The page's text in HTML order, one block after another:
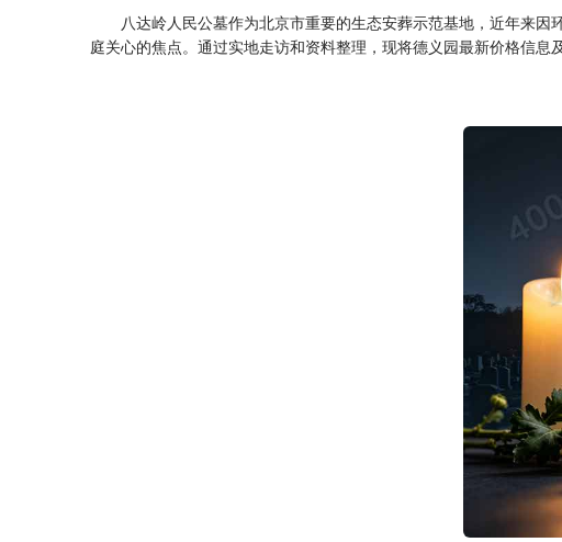
八达岭人民公墓作为北京市重要的生态安葬示范基地，近年来
庭关心的焦点。通过实地走访和资料整理，现将德义园最新价格信息